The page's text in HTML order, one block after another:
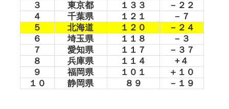
３
東京都 １３３
－２２
４
千葉県 １２１
－７
５
北海道 １２０
－２４
６
埼玉県 １１８
－３
７
愛知県 １１７
－３７
８
兵庫県 １１４
+４
９
福岡県 １０１
＋１０
１０
静岡県 ８９ －１９